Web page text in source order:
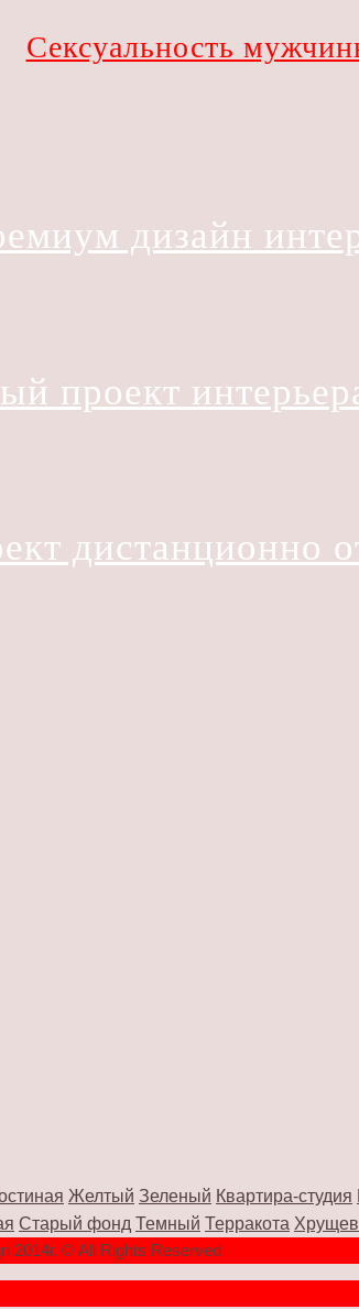
Сексуальность
дизайн
проект
дистанционно
Желтый Зеленый Квартира-студия
Старый фонд Темный Терракота
2014г. © All Rights Reserved